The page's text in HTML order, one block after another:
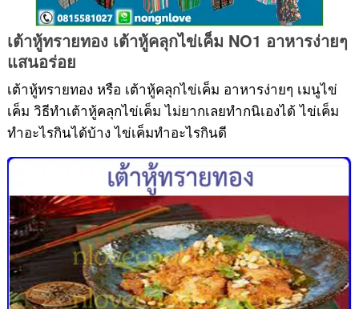
อาหารจีน
เต้าหู้ทรายทอง เต้าหู้คลุกไข่เค็ม NO1 อาหารง่ายๆ
แสนอร่อย
เต้าหู้ทรายทอง หรือ เต้าหู้คลุกไข่เค็ม อาหารง่ายๆ เมนูไข่
เค็ม วิธีทำเต้าหู้คลุกไข่เค็ม ไม่ยากเลยทำกนิเองได้ ไข่เค็ม
ทำอะไรกินได้บ้าง ไข่เค็มทำอะไรกินดี